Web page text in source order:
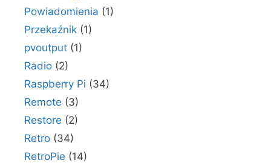
Powiadomienia (1)
Przekaźnik (1)
pvoutput (1)
Radio (2)
Raspberry Pi (34)
Remote (3)
Restore (2)
Retro (34)
RetroPie (14)